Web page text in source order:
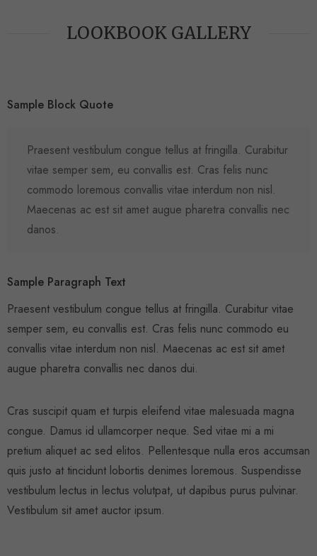
LOOKBOOK GALLERY
Sample Block Quote
Praesent vestibulum congue tellus at fringilla. Curabitur
vitae semper sem, eu convallis est. Cras felis nunc
commodo loremous convallis vitae interdum non nisl.
Maecenas ac est sit amet augue pharetra convallis nec
danos.
Sample Paragraph Text
Praesent vestibulum congue tellus at fringilla. Curabitur vitae
semper sem, eu convallis est. Cras felis nunc commodo eu
convallis vitae interdum non nisl. Maecenas ac est sit amet
augue pharetra convallis nec danos dui.
Cras suscipit quam et turpis eleifend vitae malesuada magna
congue. Damus id ullamcorper neque. Sed vitae mi a mi
pretium aliquet ac sed elitos. Pellentesque nulla eros accumsan
quis justo at tincidunt lobortis denimes loremous. Suspendisse
vestibulum lectus in lectus volutpat, ut dapibus purus pulvinar.
Vestibulum sit amet auctor ipsum.